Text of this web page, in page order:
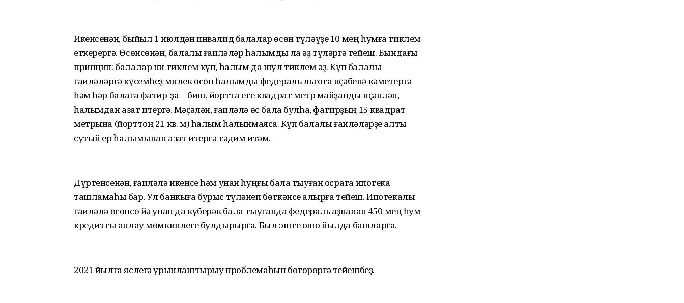
Икенсенән, быйыл 1 июлдән инвалид балалар өсөн түләүҙе 10 мең һумға тиклем
еткерергә. Өсөнсөнән, балалы ғаиләләр һалымды ла әҙ түләргә тейеш. Бындағы
принцип: балалар ни тиклем күп, һалым да шул тиклем әҙ. Күп балалы
ғаиләләргә күсемһеҙ милек өсөн һалымды федераль льгота иҫәбенә кәметергә
һәм һәр балаға фатир-ҙа—биш, йортта ете квадрат метр майҙанды иҫәпләп,
һалымдан азат итергә. Мәҫәлән, ғаиләлә өс бала булһа, фатирҙың 15 квадрат
метрына (йорттоң 21 кв. м) һалым һалынмаясаҡ. Күп балалы ғаиләләрҙе алты
сутый ер һалымынан азат итергә тәҡдим итәм.
Дүртенсенән, ғаиләлә икенсе һәм унан һуңғы бала тыуған осраҡта ипотека
ташламаһы бар. Ул банкыға бурыс түләнеп бөткәнсе ҡалырға тейеш. Ипотекалы
ғаиләлә өсөнсө йә унан да күберәк бала тыуғанда федераль ҡаҙнанан 450 мең һум
кредитты ҡаплау мөмкинлеге булдырырға. Был эште ошо йылда башларға.
2021 йылға яслегә урынлаштырыу проблемаһын бөтөрөргә тейешбеҙ.